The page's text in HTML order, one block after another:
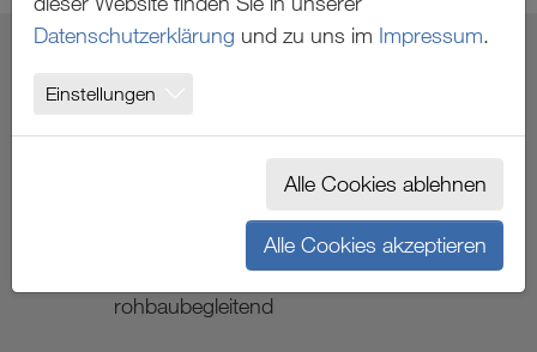
REUTEALLEE
LUDWIGSBURG
3.000 m² Fassadengerüst -
rohbaubegleitend
Datenschutzerklärung und zu uns im Impressum.
Einstellungen
Alle Cookies ablehnen
Alle Cookies akzeptieren